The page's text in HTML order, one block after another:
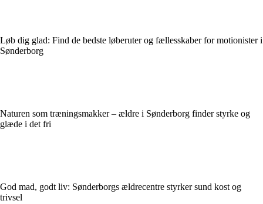
Løb dig glad: Find de bedste løberuter og fællesskaber for motionister i
Sønderborg
Naturen som træningsmakker – ældre i Sønderborg finder styrke og
glæde i det fri
God mad, godt liv: Sønderborgs ældrecentre styrker sund kost og
trivsel